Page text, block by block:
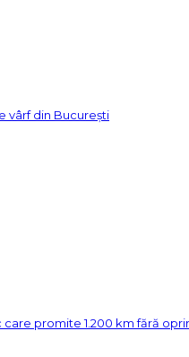
vârf din București
care promite 1.200 km fără